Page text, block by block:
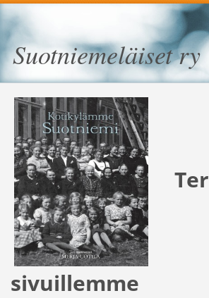
Suotniemeläiset ry
sivuillemme